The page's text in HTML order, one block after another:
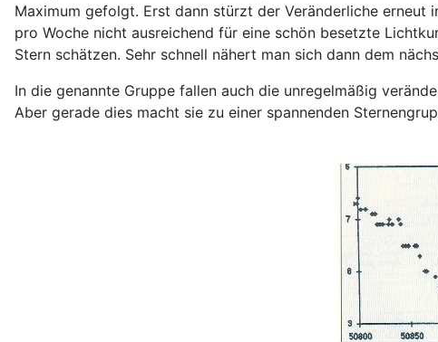
Maximum gefolgt. Erst dann stürzt der Veränderliche erneut
pro Woche nicht ausreichend für eine schön besetzte
Stern schätzen. Sehr schnell nähert man sich dann dem
In die genannte Gruppe fallen auch die unregelmäßig
Aber gerade dies macht sie zu einer spannenden